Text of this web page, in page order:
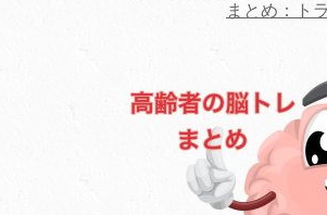
まとめ：ト